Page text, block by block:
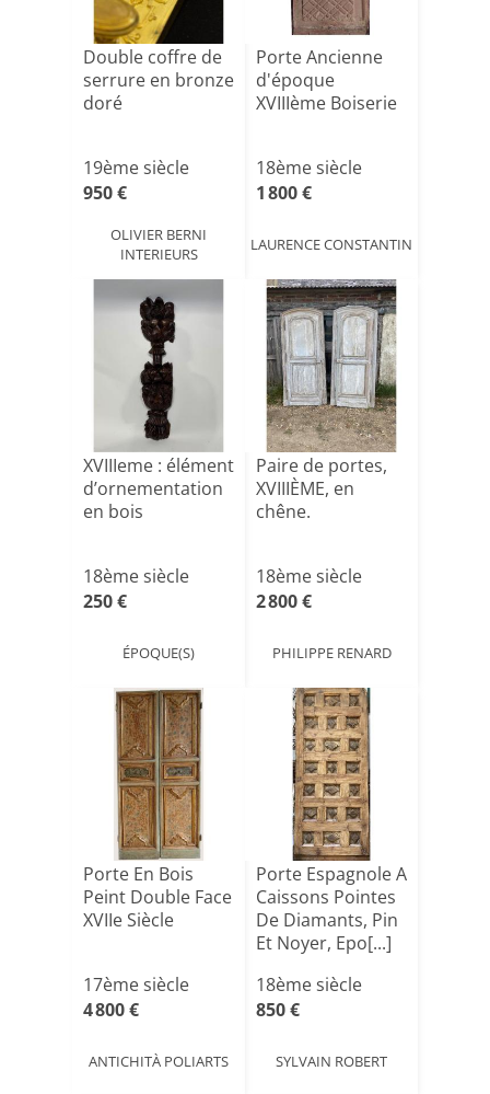
Double coffre de
serrure en bronze
doré
19ème siècle
950 €
OLIVIER BERNI
INTERIEURS
Porte Ancienne
d'époque
XVIIIème Boiserie
18ème siècle
1 800 €
LAURENCE CONSTANTIN
XVIIIeme : élément
d’ornementation
en bois
18ème siècle
250 €
ÉPOQUE(S)
Paire de portes,
XVIIIÈME, en
chêne.
18ème siècle
2 800 €
PHILIPPE RENARD
Porte En Bois
Peint Double Face
XVIIe Siècle
17ème siècle
4 800 €
ANTICHITÀ POLIARTS
Porte Espagnole A
Caissons Pointes
De Diamants, Pin
Et Noyer, Epo[...]
18ème siècle
850 €
SYLVAIN ROBERT